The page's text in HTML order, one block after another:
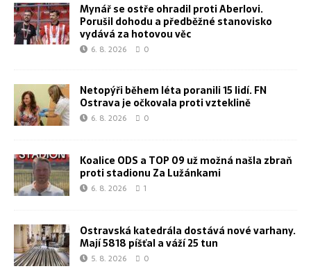
Mynář se ostře ohradil proti Aberlovi.
Porušil dohodu a předběžné stanovisko
vydává za hotovou věc
6. 8. 2026 0
Netopýři během léta poranili 15 lidí. FN
Ostrava je očkovala proti vzteklině
6. 8. 2026 0
Koalice ODS a TOP 09 už možná našla zbraň
proti stadionu Za Lužánkami
6. 8. 2026 1
Ostravská katedrála dostává nové varhany.
Mají 5818 píšťal a váží 25 tun
5. 8. 2026 0